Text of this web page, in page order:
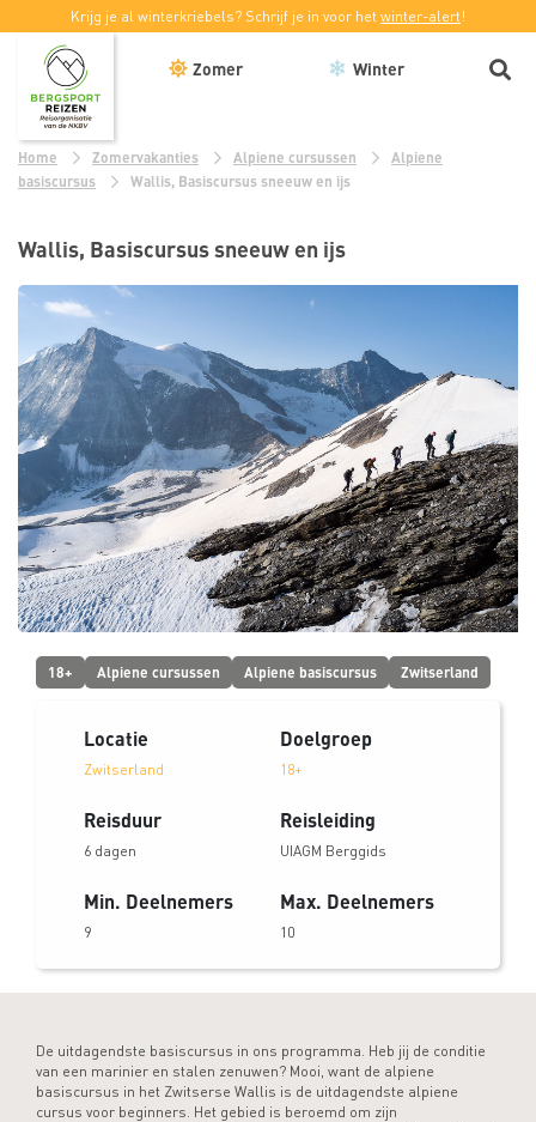
Krijg je al winterkriebels? Schrijf je in voor het winter-alert!
Zomer Winter
Home Zomervakanties Alpiene cursussen
Alpiene
basiscursus
Wallis, Basiscursus sneeuw en ijs
Wallis, Basiscursus sneeuw en ijs
18+ Alpiene cursussen Alpiene basiscursus Zwitserland
Locatie
Zwitserland
Doelgroep
18+
Reisduur
6 dagen
Reisleiding
UIAGM Berggids
Min. Deelnemers
9
Max. Deelnemers
10
De uitdagendste basiscursus in ons programma. Heb jij de conditie
van een marinier en stalen zenuwen? Mooi, want de alpiene
basiscursus in het Zwitserse Wallis is de uitdagendste alpiene
cursus voor beginners. Het gebied is beroemd om zijn